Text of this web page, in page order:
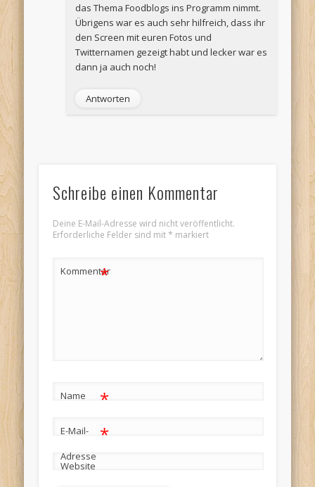
das Thema Foodblogs ins Programm nimmt.
Übrigens war es auch sehr hilfreich, dass ihr
den Screen mit euren Fotos und
Twitternamen gezeigt habt und lecker war es
dann ja auch noch!
Antworten
Schreibe einen Kommentar
Deine E-Mail-Adresse wird nicht veröffentlicht.
Erforderliche Felder sind mit* markiert
Kommentar
*
Name *
E-Mail-
Adresse
*
Website